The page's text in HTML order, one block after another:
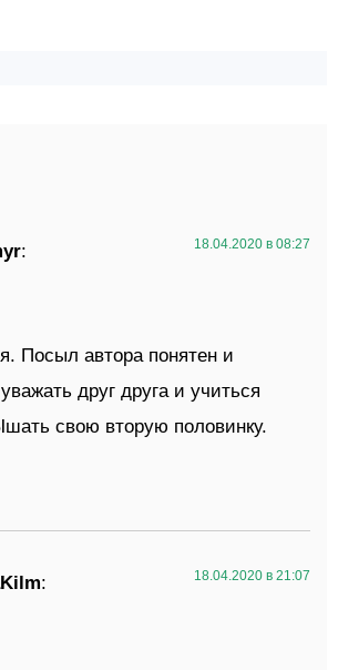
: 18.04.2020 в 08:27
Посыл автора понятен и
друг друга и учиться
свою вторую половинку.
: 18.04.2020 в 21:07